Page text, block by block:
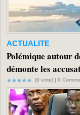
ACTUALITE
Polémique autour
démonte les
(0 vote) | 0